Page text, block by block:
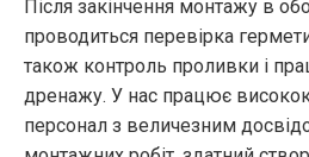
Після закінчення монтажу в
проводиться перевірка
також контроль проливки і
дренажу. У нас працює
персонал з величезним